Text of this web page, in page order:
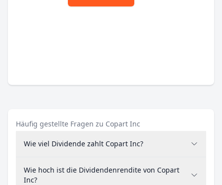
Häufig gestellte Fragen zu Copart Inc
Wie viel Dividende zahlt Copart Inc?
Wie hoch ist die Dividendenrendite von Copart
Inc?